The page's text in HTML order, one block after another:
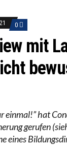
0
mit
einmal!” hat
gerufen
eines